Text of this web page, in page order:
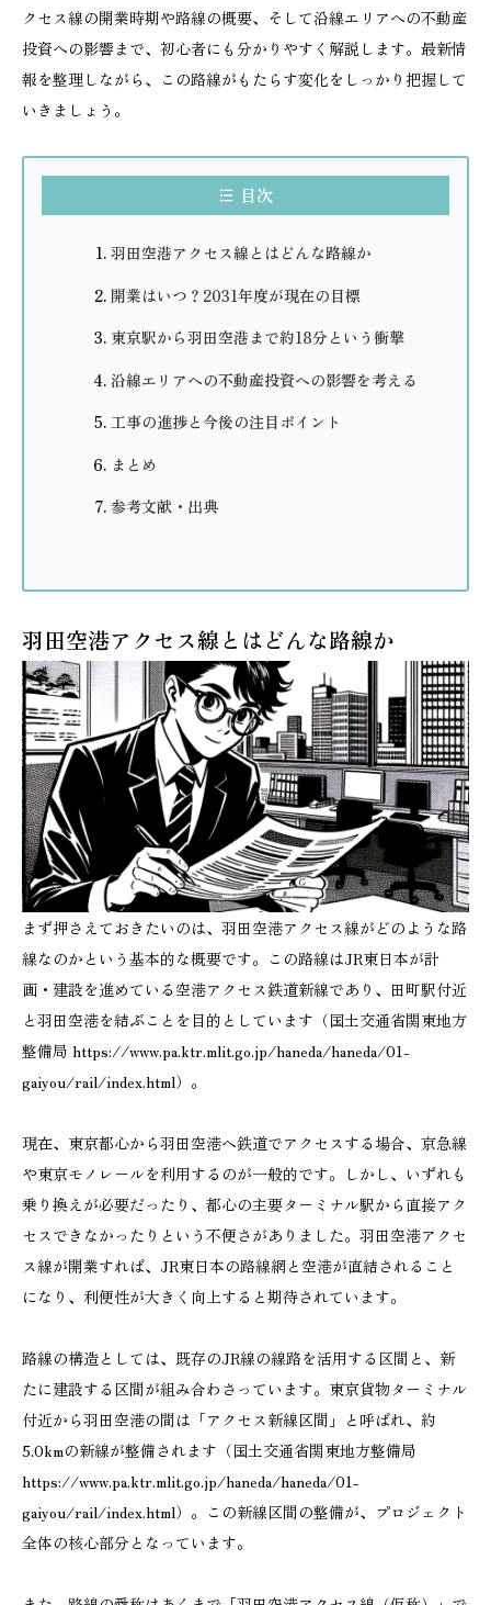
クセス線の開業時期や路線の概要、そして沿線エリアへの不動産
投資への影響まで、初心者にも分かりやすく解説します。最新情
報を整理しながら、この路線がもたらす変化をしっかり把握して
いきましょう。
目次
羽田空港アクセス線とはどんな路線か
開業はいつ？2031年度が現在の目標
東京駅から羽田空港まで約18分という衝撃
沿線エリアへの不動産投資への影響を考える
工事の進捗と今後の注目ポイント
まとめ
参考文献・出典
羽田空港アクセス線とはどんな路線か
まず押さえておきたいのは、羽田空港アクセス線がどのような路
線なのかという基本的な概要です。この路線はJR東日本が計
画・建設を進めている空港アクセス鉄道新線であり、田町駅付近
と羽田空港を結ぶことを目的としています（国土交通省関東地方
整備局 https://www.pa.ktr.mlit.go.jp/haneda/haneda/01-
gaiyou/rail/index.html）。
現在、東京都心から羽田空港へ鉄道でアクセスする場合、京急線
や東京モノレールを利用するのが一般的です。しかし、いずれも
乗り換えが必要だったり、都心の主要ターミナル駅から直接アク
セスできなかったりという不便さがありました。羽田空港アクセ
ス線が開業すれば、JR東日本の路線網と空港が直結されること
になり、利便性が大きく向上すると期待されています。
路線の構造としては、既存のJR線の線路を活用する区間と、新
たに建設する区間が組み合わさっています。東京貨物ターミナル
付近から羽田空港の間は「アクセス新線区間」と呼ばれ、約
5.0kmの新線が整備されます（国土交通省関東地方整備局
https://www.pa.ktr.mlit.go.jp/haneda/haneda/01-
gaiyou/rail/index.html）。この新線区間の整備が、プロジェクト
全体の核心部分となっています。